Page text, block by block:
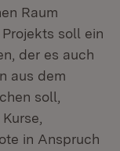
Raum
soll ein
der es auch
aus dem
soll,
in Anspruch